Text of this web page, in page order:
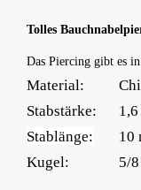
Tolles
Das Piercing gibt es
Material:
Stabstärke:
Stablänge:
10
Kugel:
5/